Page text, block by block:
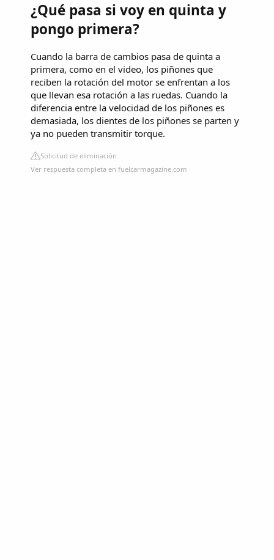
¿Qué pasa si voy en quinta y
pongo primera?
Cuando la barra de cambios pasa de quinta a
primera, como en el video, los piñones que
reciben la rotación del motor se enfrentan a los
que llevan esa rotación a las ruedas. Cuando la
diferencia entre la velocidad de los piñones es
demasiada, los dientes de los piñones se parten y
ya no pueden transmitir torque.
Solicitud de eliminación
Ver respuesta completa en fuelcarmagazine.com